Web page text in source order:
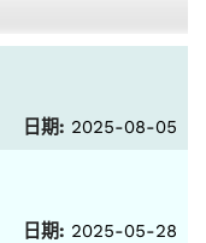
日期: 2025-08-05
日期: 2025-05-28